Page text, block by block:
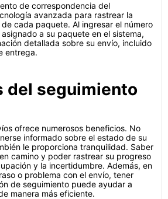
de correspondencia del
avanzada para rastrear la
cada paquete. Al ingresar el número
a su paquete en el sistema,
detallada sobre su envío, incluido
entrega.
del seguimiento
ofrece numerosos beneficios. No
informado sobre el estado de su
le proporciona tranquilidad. Saber
camino y poder rastrear su progreso
y la incertidumbre. Además, en
o problema con el envío, tener
de seguimiento puede ayudar a
manera más eficiente.